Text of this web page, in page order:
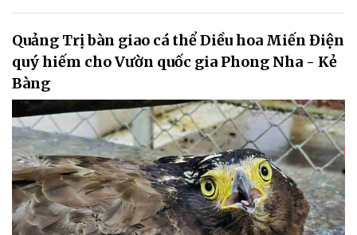
Quảng Trị bàn giao cá thể Diều hoa Miến Điện
quý hiếm cho Vườn quốc gia Phong Nha - Kẻ
Bàng